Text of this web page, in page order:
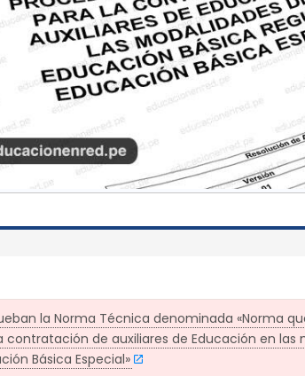
la Norma Técnica denominada «Norma
de auxiliares de Educación en las
Básica Especial»